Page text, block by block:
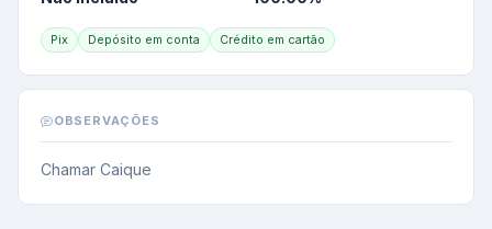
Pix Depósito em conta Crédito em cartão
OBSERVAÇÕES
Chamar Caique